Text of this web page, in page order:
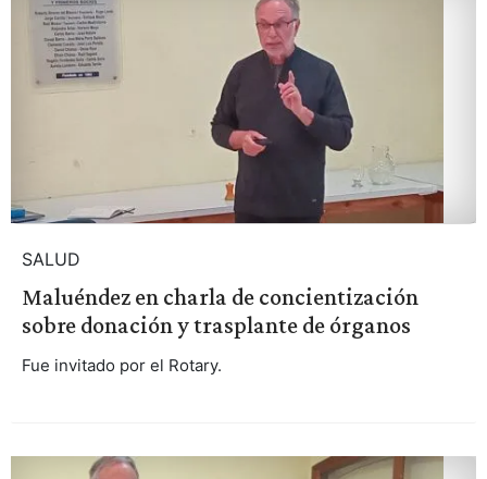
SALUD
Maluéndez en charla de concientización
sobre donación y trasplante de órganos
Fue invitado por el Rotary.